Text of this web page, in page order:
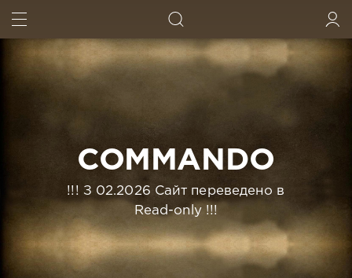
COMMANDO
!!! З 02.2026 Сайт переведено в
Read-only !!!